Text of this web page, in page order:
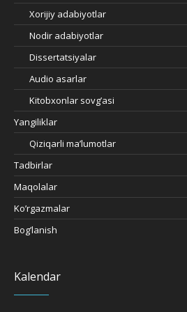
Xorijiy adabiyotlar
Nodir adabiyotlar
Dissertatsiyalar
Audio asarlar
Kitobxonlar sovg’asi
Yangiliklar
Qiziqarli ma’lumotlar
Tadbirlar
Maqolalar
Ko’rgazmalar
Bog’lanish
Kalendar